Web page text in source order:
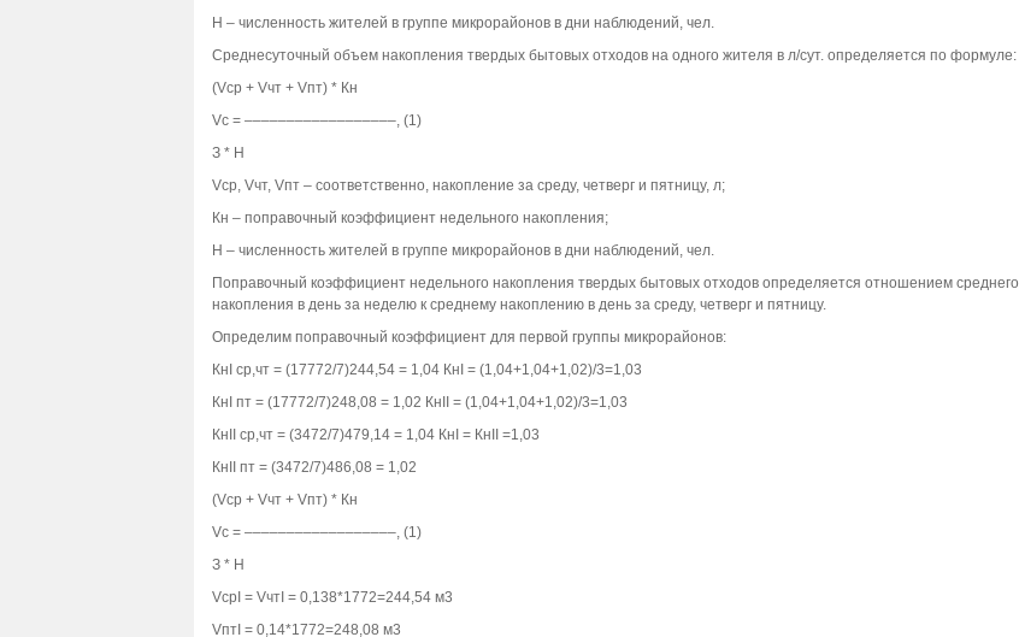
Н – численность жителей в группе микрорайонов в дни наблюдений, чел.
Среднесуточный объем накопления твердых бытовых отходов на одного жителя в л/сут. определяется по формуле:
(Vср + Vчт + Vпт) * Кн
Vс = ––––––––––––––––––, (1)
З * Н
Vср, Vчт, Vпт – соответственно, накопление за среду, четверг и пятницу, л;
Кн – поправочный коэффициент недельного накопления;
Н – численность жителей в группе микрорайонов в дни наблюдений, чел.
Поправочный коэффициент недельного накопления твердых бытовых отходов определяется отношением среднего
накопления в день за неделю к среднему накоплению в день за среду, четверг и пятницу.
Определим поправочный коэффициент для первой группы микрорайонов:
КнI ср,чт = (17772/7)244,54 = 1,04 КнI = (1,04+1,04+1,02)/3=1,03
КнI пт = (17772/7)248,08 = 1,02 КнII = (1,04+1,04+1,02)/3=1,03
КнII ср,чт = (3472/7)479,14 = 1,04 КнI = КнII =1,03
КнII пт = (3472/7)486,08 = 1,02
(Vср + Vчт + Vпт) * Кн
Vс = ––––––––––––––––––, (1)
З * Н
VсрI = VчтI = 0,138*1772=244,54 м3
VптI = 0,14*1772=248,08 м3